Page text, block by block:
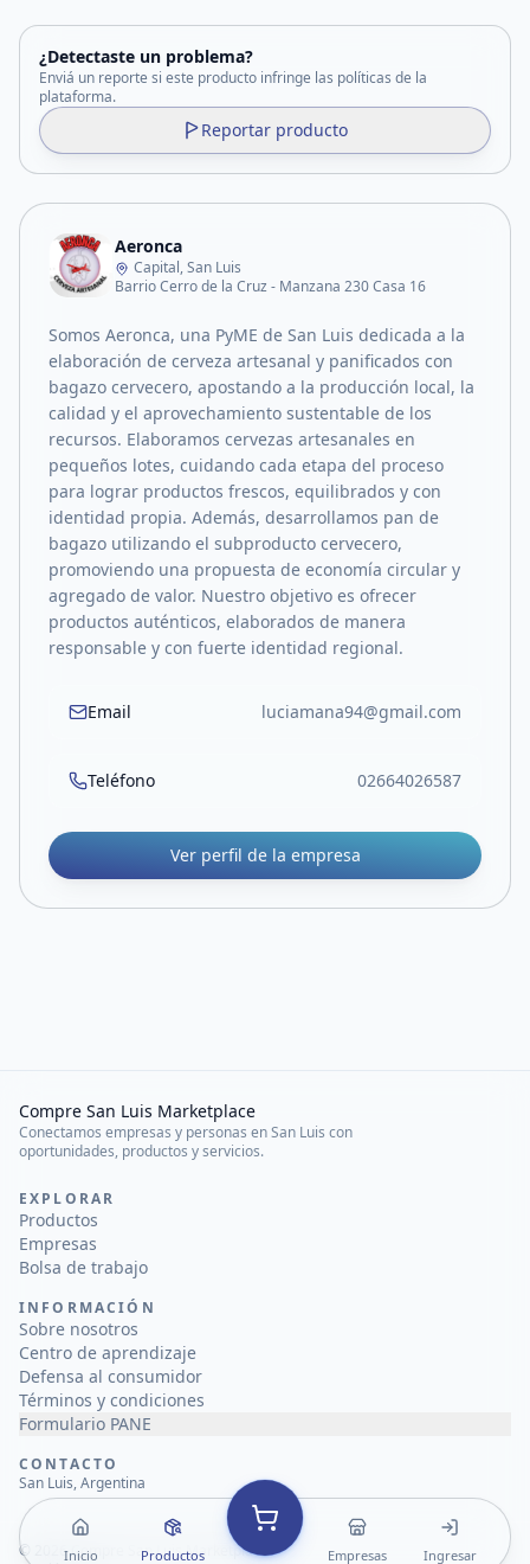
¿Detectaste un problema?
Enviá un reporte si este producto infringe las políticas de la
plataforma.
Reportar producto
Aeronca
Capital, San Luis
Barrio Cerro de la Cruz - Manzana 230 Casa 16
Somos Aeronca, una PyME de San Luis dedicada a la
elaboración de cerveza artesanal y panificados con
bagazo cervecero, apostando a la producción local, la
calidad y el aprovechamiento sustentable de los
recursos. Elaboramos cervezas artesanales en
pequeños lotes, cuidando cada etapa del proceso
para lograr productos frescos, equilibrados y con
identidad propia. Además, desarrollamos pan de
bagazo utilizando el subproducto cervecero,
promoviendo una propuesta de economía circular y
agregado de valor. Nuestro objetivo es ofrecer
productos auténticos, elaborados de manera
responsable y con fuerte identidad regional.
Email luciamana94@gmail.com
Teléfono 02664026587
Ver perfil de la empresa
Inicio Productos Empresas Ingresar
Compre San Luis Marketplace
Conectamos empresas y personas en San Luis con
oportunidades, productos y servicios.
EXPLORAR
Productos
Empresas
Bolsa de trabajo
INFORMACIÓN
Sobre nosotros
Centro de aprendizaje
Defensa al consumidor
Términos y condiciones
Formulario PANE
CONTACTO
San Luis, Argentina
© 2026Compre San Luis Marketplace